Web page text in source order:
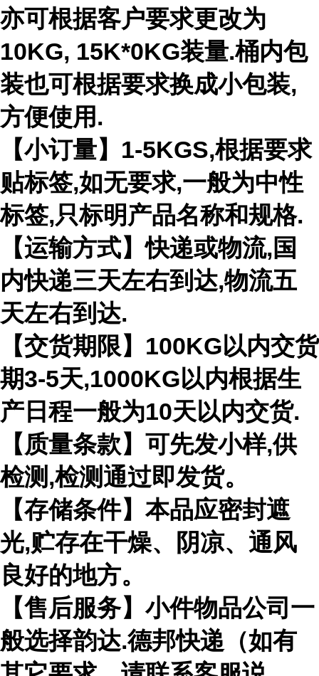
亦可根据客户要求更改为
10KG, 15K*0KG装量.桶内包
装也可根据要求换成小包装,
方便使用.
【小订量】1-5KGS,根据要求
贴标签,如无要求,一般为中性
标签,只标明产品名称和规格.
【运输方式】快递或物流,国
内快递三天左右到达,物流五
天左右到达.
【交货期限】100KG以内交货
期3-5天,1000KG以内根据生
产日程一般为10天以内交货.
【质量条款】可先发小样,供
检测,检测通过即发货。
【存储条件】本品应密封遮
光,贮存在干燥、阴凉、通风
良好的地方。
【售后服务】小件物品公司一
般选择韵达.德邦快递（如有